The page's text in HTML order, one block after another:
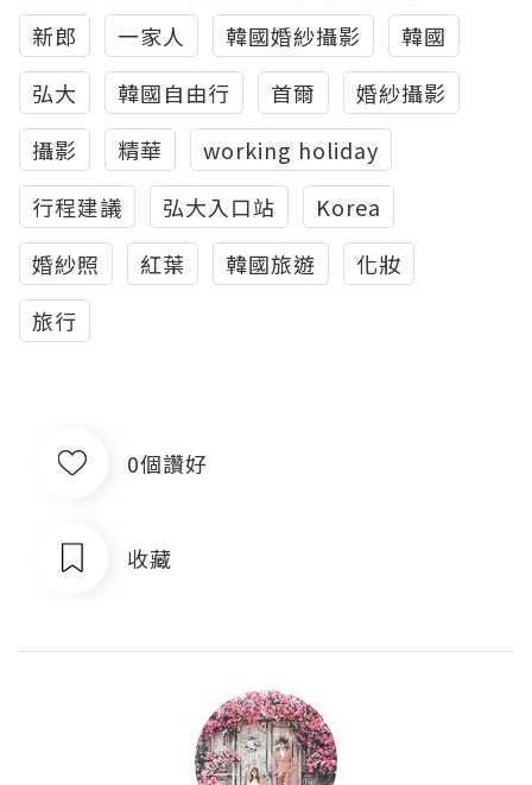
新郎
一家人 韓國婚紗攝影
韓國
弘大
韓國自由行 首爾
婚紗攝影
攝影
精華
working holiday
行程建議
弘大入口站
Korea
婚紗照
紅葉 韓國旅遊
化妝
旅行
0個讚好
收藏